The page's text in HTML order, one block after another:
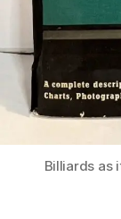
Billiards as